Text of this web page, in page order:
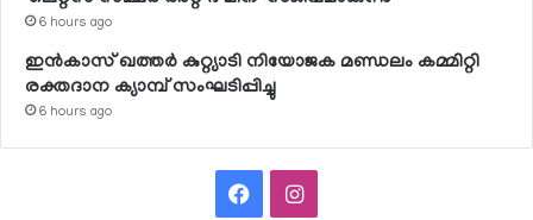
6 hours ago
ഇന്‍കാസ് ഖത്തര്‍ കുറ്റ്യാടി നിയോജക മണ്ഡലം കമ്മിറ്റി
രക്തദാന ക്യാമ്പ് സംഘടിപ്പിച്ചു
6 hours ago
FacebookInstagram